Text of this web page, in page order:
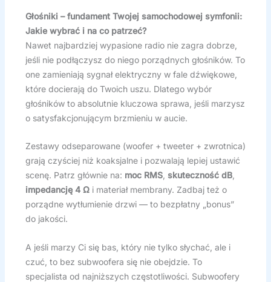
Głośniki – fundament Twojej samochodowej symfonii:
Jakie wybrać i na co patrzeć?
Nawet najbardziej wypasione radio nie zagra dobrze,
jeśli nie podłączysz do niego porządnych głośników. To
one zamieniają sygnał elektryczny w fale dźwiękowe,
które docierają do Twoich uszu. Dlatego wybór
głośników to absolutnie kluczowa sprawa, jeśli marzysz
o satysfakcjonującym brzmieniu w aucie.
Zestawy odseparowane (woofer + tweeter + zwrotnica)
grają czyściej niż koaksjalne i pozwalają lepiej ustawić
scenę. Patrz głównie na: moc RMS, skuteczność dB,
impedancję 4 Ωi materiał membrany. Zadbaj też o
porządne wytłumienie drzwi — to bezpłatny „bonus”
do jakości.
A jeśli marzy Ci się bas, który nie tylko słychać, ale i
czuć, to bez subwoofera się nie obejdzie. To
specjalista od najniższych częstotliwości. Subwoofery